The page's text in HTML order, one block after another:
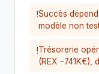
!Succès
modèle non
!Trésorerie
(REX −741K€),